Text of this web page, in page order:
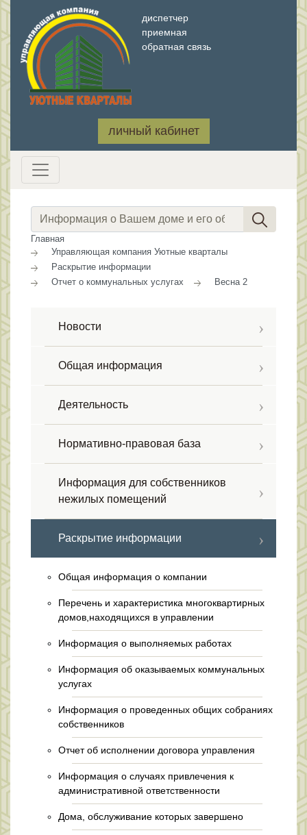
диспетчер
приемная
обратная связь
личный кабинет
Главная
Управляющая компания Уютные кварталы
Раскрытие информации
Отчет о коммунальных услугах
Весна 2
Новости
Общая информация
Деятельность
Нормативно-правовая база
Информация для собственников
нежилых помещений
Раскрытие информации
Общая информация о компании
Перечень и характеристика многоквартирных
домов,находящихся в управлении
Информация о выполняемых работах
Информация об оказываемых коммунальных
услугах
Информация о проведенных общих собраниях
собственников
Отчет об исполнении договора управления
Информация о случаях привлечения к
административной ответственности
Дома, обслуживание которых завершено